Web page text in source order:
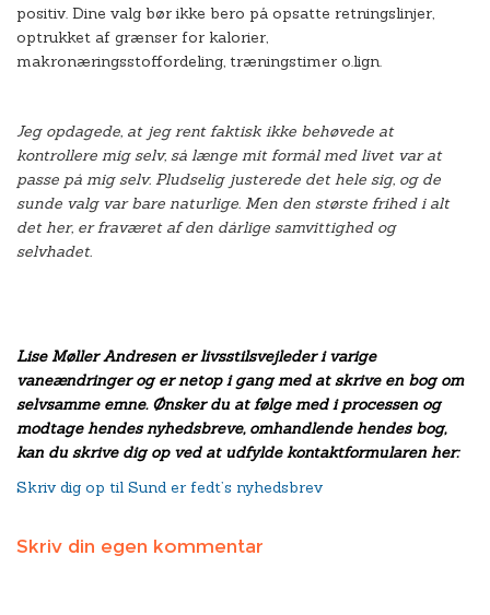
positiv. Dine valg bør ikke bero på opsatte retningslinjer,
optrukket af grænser for kalorier,
makronæringsstoffordeling, træningstimer o.lign.
Jeg opdagede, at jeg rent faktisk ikke behøvede at
kontrollere mig selv, så længe mit formål med livet var at
passe på mig selv. Pludselig justerede det hele sig, og de
sunde valg var bare naturlige. Men den største frihed i alt
det her, er fraværet af den dårlige samvittighed og
selvhadet.
Lise Møller Andresen er livsstilsvejleder i varige
vaneændringer og er netop i gang med at skrive en bog om
selvsamme emne. Ønsker du at følge med i processen og
modtage hendes nyhedsbreve, omhandlende hendes bog,
kan du skrive dig op ved at udfylde kontaktformularen her:
Skriv dig op til Sund er fedt’s nyhedsbrev
Skriv din egen kommentar